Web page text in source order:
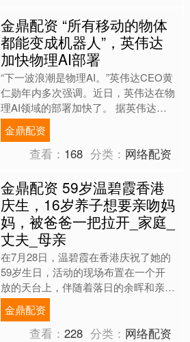
金鼎配资 “所有移动的物体
都能变成机器人”，英伟达
加快物理AI部署
“下一波浪潮是物理AI。”英伟达CEO黄
仁勋年内多次强调。近日，英伟达在物
理AI领域的部署加快了。 据英伟达的
解释，物理AI依托于神经图形、合成数
据生成、物理模....
金鼎配资
查看： 168 分类： 网络配资
金鼎配资 59岁温碧霞香港
庆生，16岁养子想要亲吻妈
妈，被爸爸一把拉开_家庭_
丈夫_母亲
在7月28日，温碧霞在香港庆祝了她的
59岁生日，活动的现场布置在一个开
放的天台上，伴随着落日的余晖和亲友
的欢聚，仿佛她人生的每一个瞬间都如
同她在电影里演绎的那样....
金鼎配资
查看：228 分类： 网络配资